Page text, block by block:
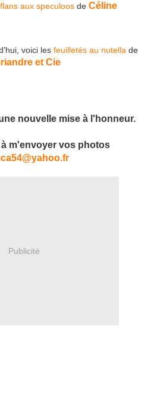
flans aux speculoos de Céline
voici les feuilletés au nutella de
et Cie
nouvelle mise à l'honneur.
à m'envoyer vos photos
Publicité